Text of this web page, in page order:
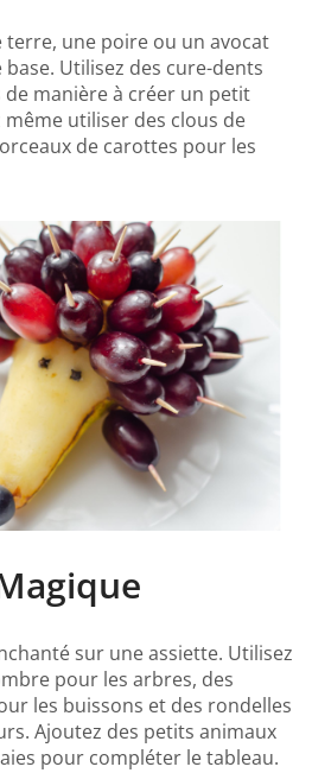
terre, une poire ou un avocat
Utilisez des cure-dents
manière à créer un petit
utiliser des clous de
de carottes pour les
sur une assiette. Utilisez
pour les arbres, des
les buissons et des rondelles
Ajoutez des petits animaux
pour compléter le tableau.